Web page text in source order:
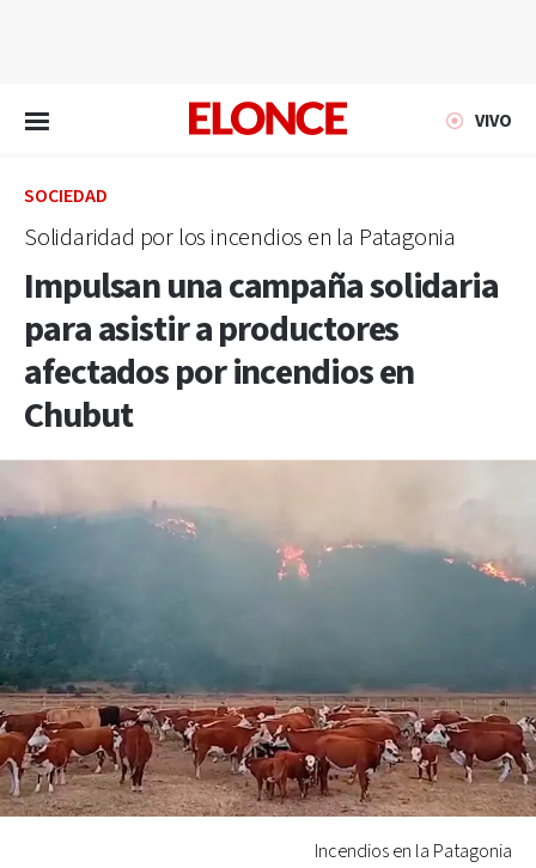
VIVO
SOCIEDAD
Solidaridad por los incendios en la Patagonia
Impulsan una campaña solidaria
para asistir a productores
afectados por incendios en
Chubut
Incendios en la Patagonia